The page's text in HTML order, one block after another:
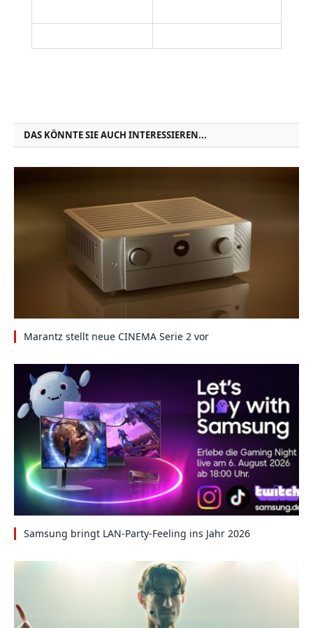
DAS KÖNNTE SIE AUCH INTERESSIEREN...
Marantz stellt neue CINEMA Serie 2 vor
Samsung bringt LAN-Party-Feeling ins Jahr 2026